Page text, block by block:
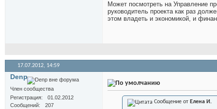
Может посмотреть на Управление
руководитель проекта как раз
этом владеть и экономикой, и
17.07.2012, 14:59
Denp
Член сообщества
Регистрация
01.02.2012
Сообщений
207
Сообщение от Елена И.